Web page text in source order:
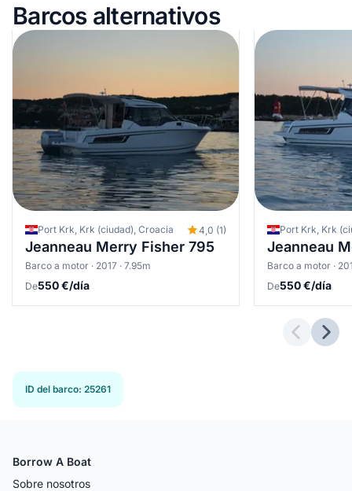
Barcos alternativos
Port Krk, Krk (ciudad), Croacia 4,0 (1)
Jeanneau Merry Fisher 795
Barco a motor · 2017 · 7.95m
De550 €/día
Port Krk, Krk
Jeanneau
Barco a motor ·
De550 €/día
ID del barco: 25261
Borrow A Boat
Sobre nosotros